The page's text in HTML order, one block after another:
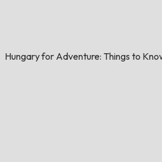
Hungary for Adventure: Things to